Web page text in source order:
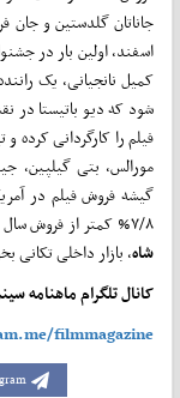
جاناتان گلدستین و جان
اسفند، اولین بار در
کمیل نانجیانی، یک
شود که دیو باتیستا در
فیلم را کارگردانی کرده و
مورالس، بتی گیلپین،
۷/۸% کم­تر از فروش سال گذشته است. انتظار می­رود هفته دیگر با آغاز اکران
شاه، بازار داخلی تکانی بخورد و
کانال تلگرام ماهنامه
filmmagazine